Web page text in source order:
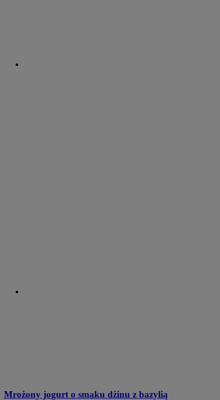
Mrożony jogurt o smaku dżinu z bazylią